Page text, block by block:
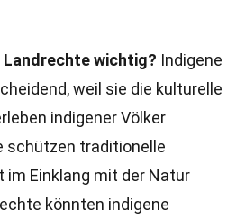
Landrechte wichtig? Indigene
weil sie die kulturelle
indigener Völker
schützen traditionelle
im Einklang mit der Natur
könnten indigene